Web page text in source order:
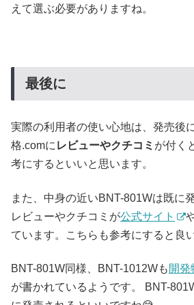
えて選ぶ必要がありますね。
最後に
実際の利用者の使い心地は、発売後
格.comに レビューやクチコミ が付く
考にするといいと思います。
また、中身の近いBNT-801Wは既に
レビューやクチコミが公式サイト
ています。こちらも参考にすると良
BNT-801W同様、BNT-1012Wも 開発
が書かれているようです。 BNT-